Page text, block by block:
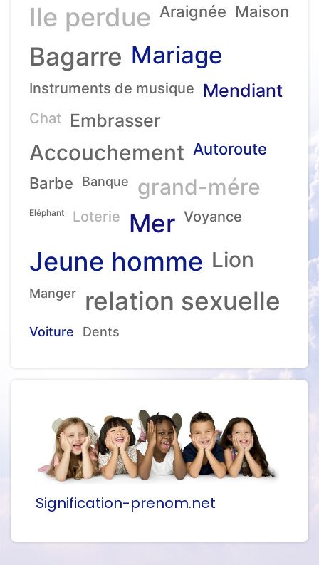
Ile perdue Araignée Maison
Bagarre Mariage
Instruments de musique Mendiant
Chat Embrasser
Accouchement Autoroute
Barbe
Banque grand-mére
Eléphant Loterie Mer Voyance
Jeune homme Lion
Manger relation sexuelle
Voiture Dents
Signification-prenom.net